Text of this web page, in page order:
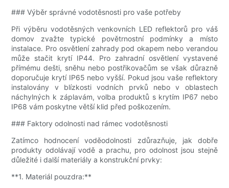
### Výběr správné vodotěsnosti pro vaše potřeby
Při výběru vodotěsných venkovních LED reflektorů pro váš
domov zvažte typické povětrnostní podmínky a místo
instalace. Pro osvětlení zahrady pod okapem nebo verandou
může stačit krytí IP44. Pro zahradní osvětlení vystavené
přímému dešti, sněhu nebo postřikovačům se však důrazně
doporučuje krytí IP65 nebo vyšší. Pokud jsou vaše reflektory
instalovány v blízkosti vodních prvků nebo v oblastech
náchylných k záplavám, volba produktů s krytím IP67 nebo
IP68 vám poskytne větší klid před poškozením.
### Faktory odolnosti nad rámec vodotěsnosti
Zatímco hodnocení voděodolnosti zdůrazňuje, jak dobře
produkty odolávají vodě a prachu, pro odolnost jsou stejně
důležité i další materiály a konstrukční prvky:
**1. Materiál pouzdra:**